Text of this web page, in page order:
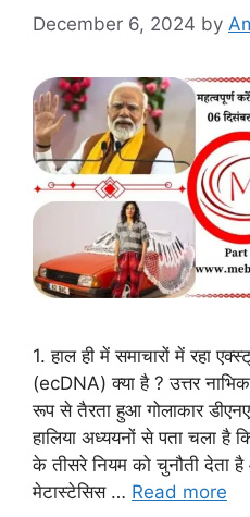
December 6, 2024 by
1. हाल ही में समाचारों में रहा
(ecDNA) क्या है ? उत्तर
रूप से तैरता हुआ गोलाकार
हालिया अध्ययनों से पता चला
के तीसरे नियम को चुनौती देता
मेटास्टेसिस … Read more